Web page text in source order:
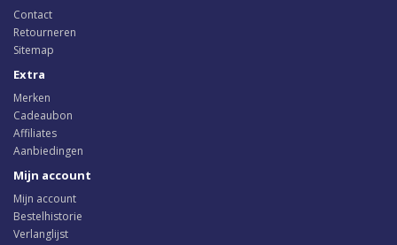
Contact
Retourneren
Sitemap
Extra
Merken
Cadeaubon
Affiliates
Aanbiedingen
Mijn account
Mijn account
Bestelhistorie
Verlanglijst